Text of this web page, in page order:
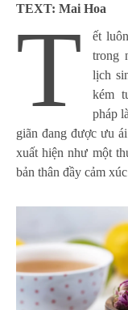
TEXT: Mai Hoa
T
ết
trong
lịch
kém
pháp
giãn đang được ưu
xuất hiện như một
bản thân đầy cảm